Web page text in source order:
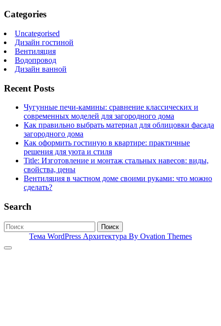
Categories
Uncategorised
Дизайн гостиной
Вентиляция
Водопровод
Дизайн ванной
Recent Posts
Чугунные печи-камины: сравнение классических и
современных моделей для загородного дома
Как правильно выбрать материал для облицовки фасада
загородного дома
Как оформить гостиную в квартире: практичные
решения для уюта и стиля
Title: Изготовление и монтаж стальных навесов: виды,
свойства, цены
Вентиляция в частном доме своими руками: что можно
сделать?
Search
Поиск
Тема WordPress Архитектура By Ovation Themes